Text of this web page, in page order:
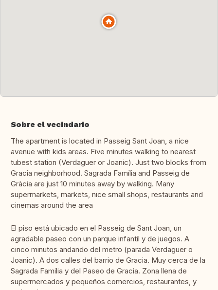
Sobre el vecindario
The apartment is located in Passeig Sant Joan, a nice
avenue with kids areas. Five minutes walking to nearest
tubest station (Verdaguer or Joanic). Just two blocks from
Gracia neighborhood. Sagrada Família and Passeig de
Gràcia are just 10 minutes away by walking. Many
supermarkets, markets, nice small shops, restaurants and
cinemas around the area
El piso está ubicado en el Passeig de Sant Joan, un
agradable paseo con un parque infantil y de juegos. A
cinco minutos andando del metro (parada Verdaguer o
Joanic). A dos calles del barrio de Gracia. Muy cerca de la
Sagrada Familia y del Paseo de Gracia. Zona llena de
supermercados y pequeños comercios, restaurantes, y